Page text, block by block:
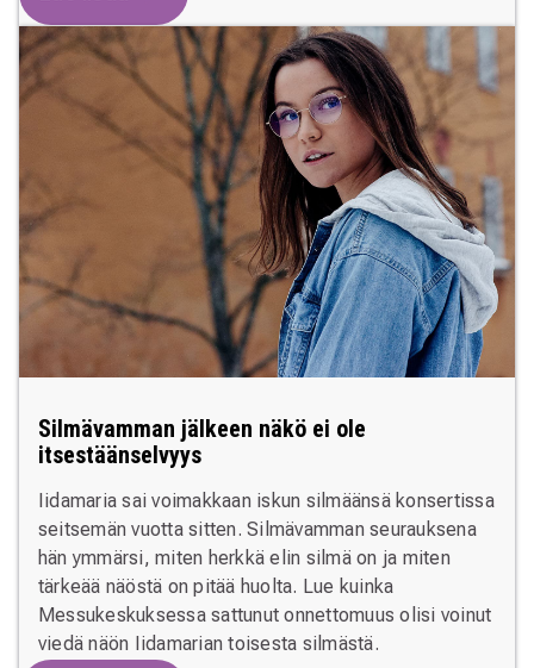
Silmävamman jälkeen näkö ei ole
itsestäänselvyys
Iidamaria sai voimakkaan iskun silmäänsä konsertissa
seitsemän vuotta sitten. Silmävamman seurauksena
hän ymmärsi, miten herkkä elin silmä on ja miten
tärkeää näöstä on pitää huolta. Lue kuinka
Messukeskuksessa sattunut onnettomuus olisi voinut
viedä näön Iidamarian toisesta silmästä.